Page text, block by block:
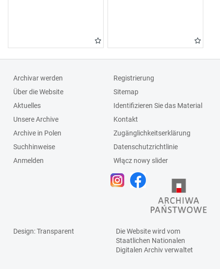
Wojskowa Nr
4648, miejskie
Zakłady
Komunikacyjne,
Urząd
Powszechny Dom
Towarowy, PWM-
Metalowiec,
Rzeźnia Miejska,
Zakłady Ceramiki
Czerownej, PPB,
Polska Agencja
Drewna (Pagad),
Zakłady
Miasta, Związek
Zawodowy
Pracowników
Rolnych
Archivar werden
Über die Website
Aktuelles
Unsere Archive
Archive in Polen
Suchhinweise
Anmelden
Registrierung
Sitemap
Identifizieren Sie das Material
Kontakt
Zugänglichkeitserklärung
Datenschutzrichtlinie
Włącz nowy slider
Design: Transparent
Die Website wird vom
Staatlichen Nationalen
Digitalen Archivverwaltet